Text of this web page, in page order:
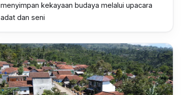
menyimpan kekayaan budaya melalui upacara
adat dan seni